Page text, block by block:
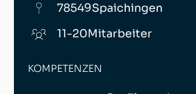
78549Spaichingen
11-20Mitarbeiter
KOMPETENZEN